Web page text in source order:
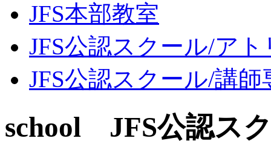
JFS本部教室
JFS公認スクール/アト
JFS公認スクール/講
school JFS公認ス